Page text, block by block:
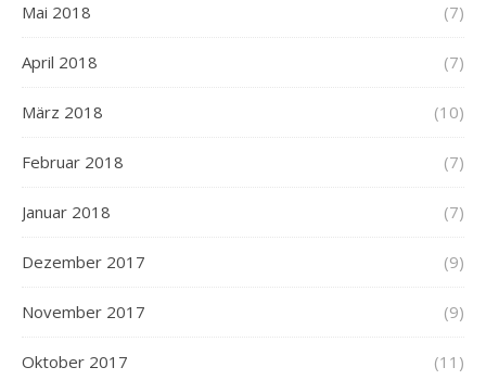
Mai 2018 (7)
April 2018 (7)
März 2018 (10)
Februar 2018 (7)
Januar 2018 (7)
Dezember 2017 (9)
November 2017 (9)
Oktober 2017 (11)